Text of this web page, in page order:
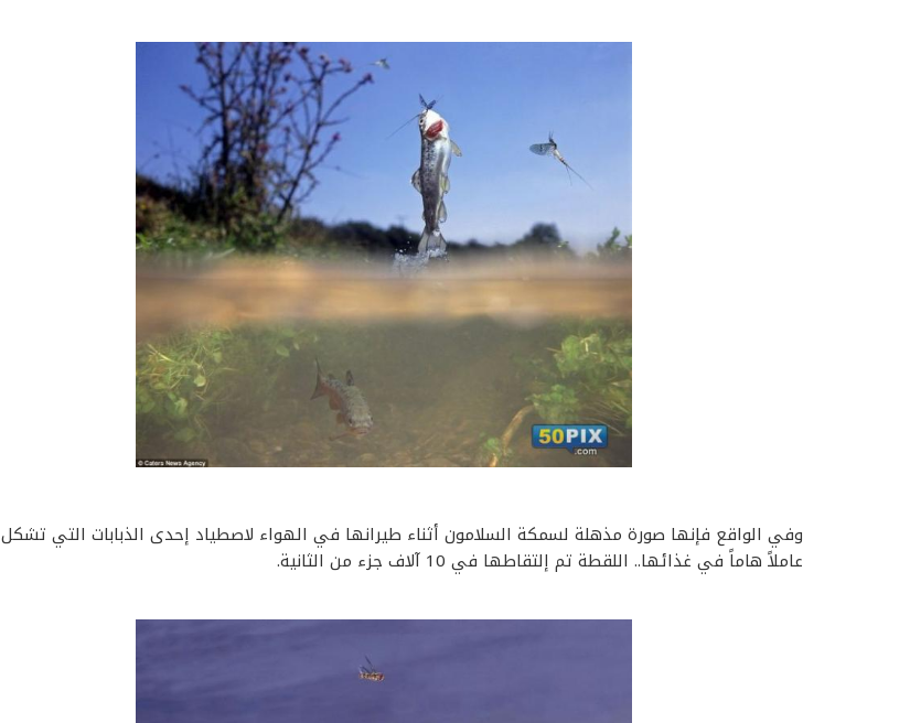
وفي الواقع فإنها صورة مذهلة لسمكة السلامون أثناء طيرانها في الهواء لاصطياد إحدى الذبابات التي تشكل
عاملاً هاماً في غذائها.. اللقطة تم إلتقاطها في 10 آلاف جزء من الثانية.